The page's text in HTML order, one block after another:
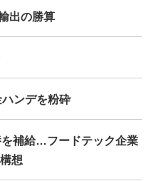
出の勝算
ンデを粉砕
補給…フードテック企業
想